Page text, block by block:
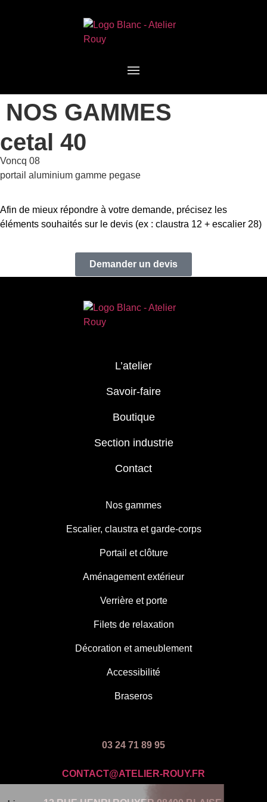
NOS GAMMES
cetal 40
Voncq 08
portail aluminium gamme pegase
Afin de mieux répondre à votre demande, précisez les
éléments souhaités sur le devis (ex : claustra 12 + escalier 28)
Demander un devis
L’atelier
Savoir-faire
Boutique
Section industrie
Contact
Nos gammes
Escalier, claustra et garde-corps
Portail et clôture
Aménagement extérieur
Verrière et porte
Filets de relaxation
Décoration et ameublement
Accessibilité
Braseros
03 24 71 89 95
CONTACT@ATELIER-ROUY.FR